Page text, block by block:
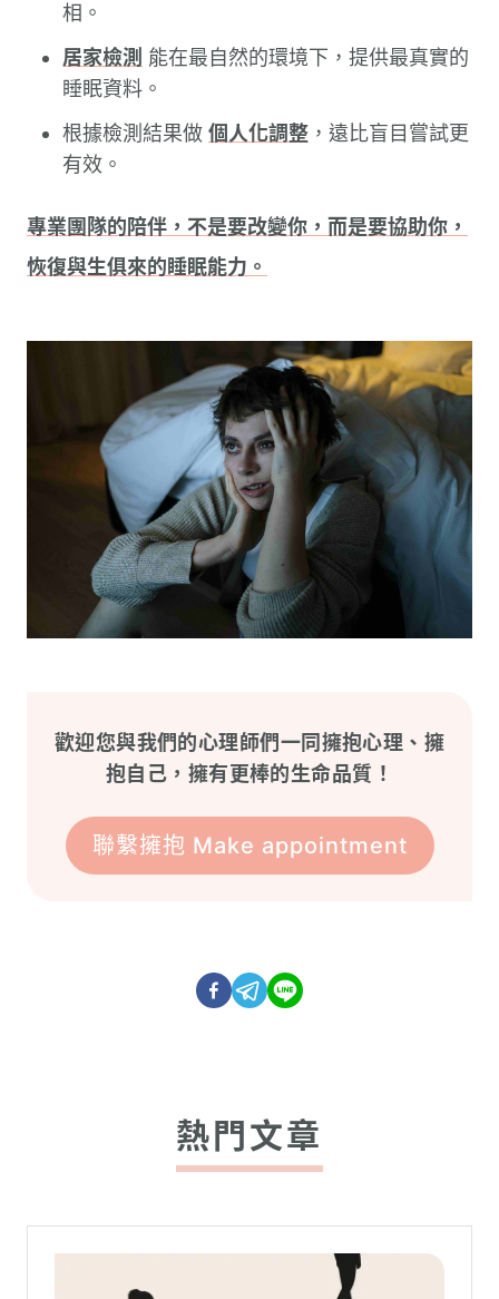
相。
居家檢測 能在最自然的環境下，提供最真實的
睡眠資料。
根據檢測結果做 個人化調整 ，遠比盲目嘗試更
有效。
專業團隊的陪伴，不是要改變你，而是要協助你，
恢復與生俱來的睡眠能力。
歡迎您與我們的心理師們一同擁抱心理、擁
抱自己，擁有更棒的生命品質！
聯繫擁抱 Make appointment
熱門文章